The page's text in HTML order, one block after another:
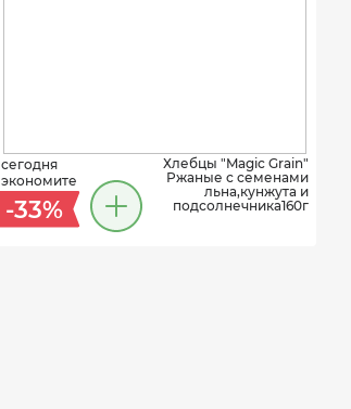
сегодня
экономите
-33%
Хлебцы "Magic Grain"
Ржаные с семенами
льна,кунжута и
подсолнечника160г